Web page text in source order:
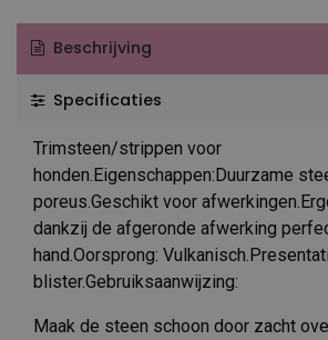
Beschrijving
Specificaties
Trimsteen/strippen voor
honden.Eigenschappen:Duurzame
poreus.Geschikt voor
dankzij de afgeronde afwerking
hand.Oorsprong:
blister.Gebruiksaanwijzing:
Maak de steen schoon door zacht